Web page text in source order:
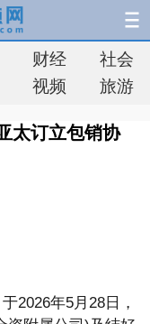
财经
社会
视频 旅游
太订立包销协
2026年5月28日，